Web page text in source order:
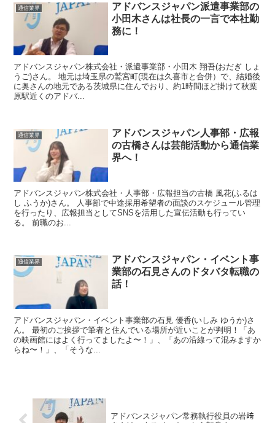
通信業界
アドバンスジャパン派遣事業部の
小田木さんは社長の一言で本社勤
務に！
アドバンスジャパン株式会社・派遣事業部・小田木 翔吾(おだぎ しょ
うご)さん。 地元は埼玉県の鷲宮町(現在は久喜市と合併）で、結婚後
に奥さんの地元である茨城県に住んでおり、約1時間ほど掛けて秋葉
原駅近くのアドバ...
通信業界
アドバンスジャパン人事部・広報
の古橋さんは芸能活動から通信業
界へ！
アドバンスジャパン株式会社・人事部・広報担当の古橋 風花(ふるは
し ふうか)さん。 人事部で中途採用希望者の面談のスケジュール管理
を行ったり、広報担当としてSNSを活用した宣伝活動も行ってい
る。 前職のお...
通信業界
アドバンスジャパン・イベント事
業部の石見さんのドタバタ転職の
話！
アドバンスジャパン・イベント事業部の石見 優香(いしみ ゆうか)さ
ん。 最初のご挨拶で筆者と住んでいる場所が近いことが判明！「あ
の映画館にはよく行ってましたよ〜！」、「あの沿線って混みますか
らね〜！」、「そうな...
アドバンスジャパン常務執行役員の岩﨑